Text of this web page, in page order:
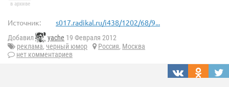
в архиве
Источник: s017.radikal.ru/i438/1202/68/9...
Добавил yache 19 Февраля 2012
реклама, черный юмор Россия, Москва
нет комментариев